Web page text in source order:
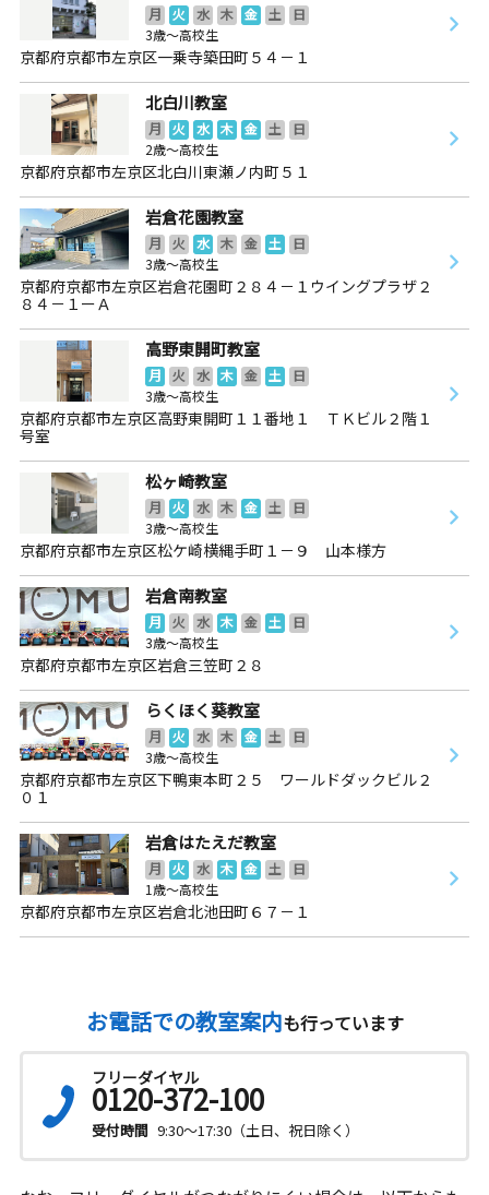
月 火 水 木 金 土
日
3歳～高校生
京都府京都市左京区一乗寺築田町５４－１
北白川教室
月 火 水 木 金 土
日
2歳～高校生
京都府京都市左京区北白川東瀬ノ内町５１
岩倉花園教室
月 火 水 木 金 土
日
3歳～高校生
京都府京都市左京区岩倉花園町２８４－１ウイングプラザ２
８４－１ーＡ
高野東開町教室
月 火 水 木 金 土
日
3歳～高校生
京都府京都市左京区高野東開町１１番地１ ＴＫビル２階１
号室
松ヶ崎教室
月 火 水 木 金 土
日
3歳～高校生
京都府京都市左京区松ケ崎横縄手町１－９ 山本様方
岩倉南教室
月 火 水 木 金 土
日
3歳～高校生
京都府京都市左京区岩倉三笠町２８
らくほく葵教室
月 火 水 木 金 土
日
3歳～高校生
京都府京都市左京区下鴨東本町２５ ワールドダックビル２
０１
岩倉はたえだ教室
月 火 水 木 金 土
日
1歳～高校生
京都府京都市左京区岩倉北池田町６７－１
お電話での教室案内も行っています
フリーダイヤル
0120-372-100
受付時間 9:30～17:30（土日、祝日除く）